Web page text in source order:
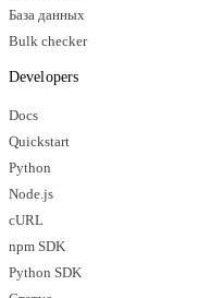
База данных
Bulk checker
Developers
Docs
Quickstart
Python
Node.js
cURL
npm SDK
Python SDK